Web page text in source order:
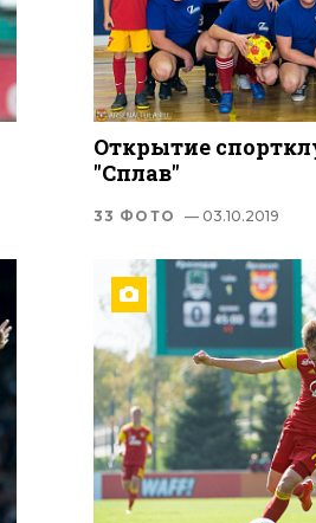
Открытие
"Сплав"
33 ФОТО — 03.10.2019